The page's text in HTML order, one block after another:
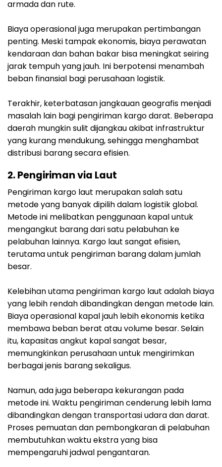
armada dan rute.
Biaya operasional juga merupakan pertimbangan
penting. Meski tampak ekonomis, biaya perawatan
kendaraan dan bahan bakar bisa meningkat seiring
jarak tempuh yang jauh. Ini berpotensi menambah
beban finansial bagi perusahaan logistik.
Terakhir, keterbatasan jangkauan geografis menjadi
masalah lain bagi pengiriman kargo darat. Beberapa
daerah mungkin sulit dijangkau akibat infrastruktur
yang kurang mendukung, sehingga menghambat
distribusi barang secara efisien.
2. Pengiriman via Laut
Pengiriman kargo laut merupakan salah satu
metode yang banyak dipilih dalam logistik global.
Metode ini melibatkan penggunaan kapal untuk
mengangkut barang dari satu pelabuhan ke
pelabuhan lainnya. Kargo laut sangat efisien,
terutama untuk pengiriman barang dalam jumlah
besar.
Kelebihan utama pengiriman kargo laut adalah biaya
yang lebih rendah dibandingkan dengan metode lain.
Biaya operasional kapal jauh lebih ekonomis ketika
membawa beban berat atau volume besar. Selain
itu, kapasitas angkut kapal sangat besar,
memungkinkan perusahaan untuk mengirimkan
berbagai jenis barang sekaligus.
Namun, ada juga beberapa kekurangan pada
metode ini. Waktu pengiriman cenderung lebih lama
dibandingkan dengan transportasi udara dan darat.
Proses pemuatan dan pembongkaran di pelabuhan
membutuhkan waktu ekstra yang bisa
mempengaruhi jadwal pengantaran.